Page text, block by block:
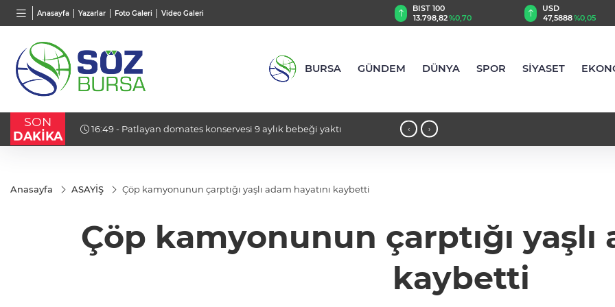
Anasayfa Yazarlar Foto Galeri Video Galeri
BGN
28,0626%0,37
VND
0,0018%0,11
BIST 100
13.798,82%0,70
USD
47,5888%0,05
BURSA GÜNDEM DÜNYA SPOR SİYASET
SON
DAKİKA
açtı 16:49 - Patlayan domates konservesi 9 aylık bebeği yaktı ‹ ›
Anasayfa ASAYİŞ Çöp kamyonunun çarptığı yaşlı adam hayatını kaybetti
Çöp kamyonunun çarptığı yaşlı
kaybetti